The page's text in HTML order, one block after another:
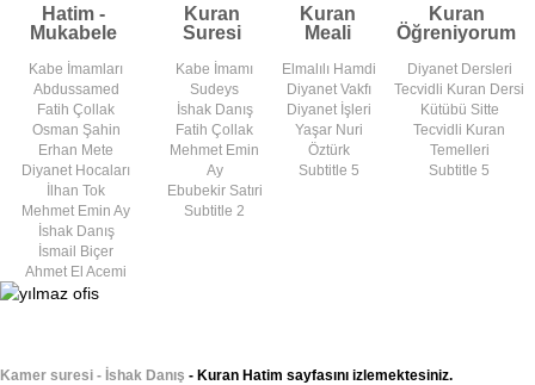
Hatim -
Mukabele
Kuran
Suresi
Kuran
Meali
Kuran
Öğreniyorum
Kabe İmamları
Abdussamed
Fatih Çollak
Osman Şahin
Erhan Mete
Diyanet Hocaları
İlhan Tok
Mehmet Emin Ay
İshak Danış
İsmail Biçer
Ahmet El Acemi
Kabe İmamı
Sudeys
İshak Danış
Fatih Çollak
Mehmet Emin
Ay
Ebubekir Satıri
Subtitle 2
Elmalılı Hamdi
Diyanet Vakfı
Diyanet İşleri
Yaşar Nuri
Öztürk
Subtitle 5
Diyanet Dersleri
Tecvidli Kuran Dersi
Kütübü Sitte
Tecvidli Kuran
Temelleri
Subtitle 5
Kamer suresi - İshak Danış - Kuran Hatim sayfasını izlemektesiniz.